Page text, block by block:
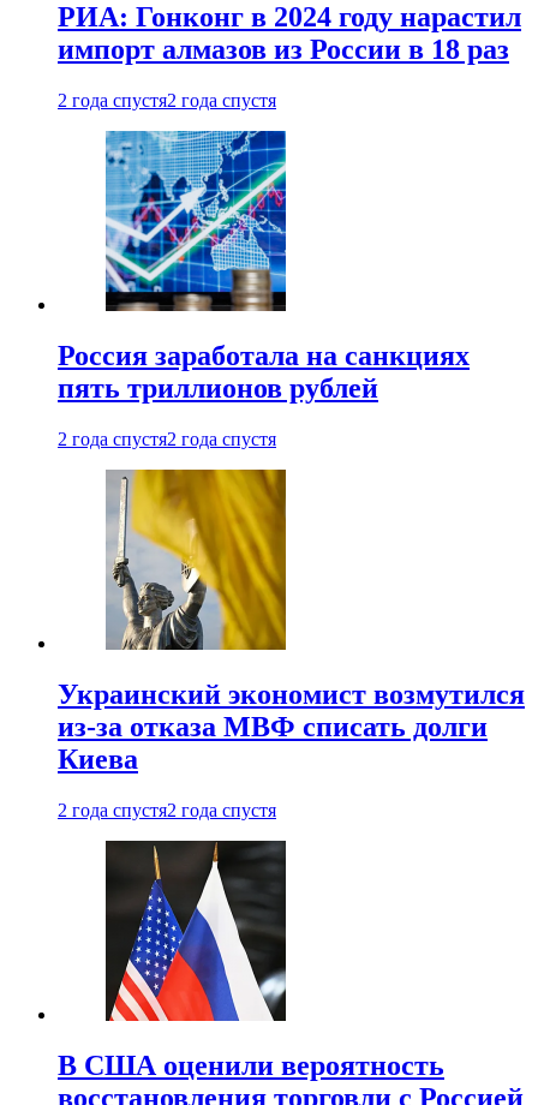
РИА: Гонконг в 2024 году нарастил
импорт алмазов из России в 18 раз
2 года спустя2 года спустя
Россия заработала на санкциях
пять триллионов рублей
2 года спустя2 года спустя
Украинский экономист возмутился
из-за отказа МВФ списать долги
Киева
2 года спустя2 года спустя
В США оценили вероятность
восстановления торговли с Россией